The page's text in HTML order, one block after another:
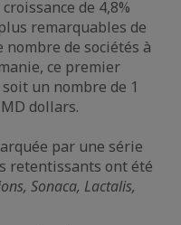
de 4,8%
remarquables de
nombre de sociétés à
ce premier
un nombre de 1
dollars.
par une série
retentissants ont été
Sonaca, Lactalis,